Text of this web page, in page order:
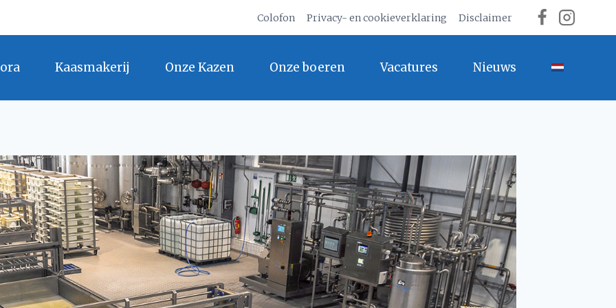
Colofon Privacy- en cookieverklaring Disclaimer
Kaasmakerij Onze Kazen Onze boeren Vacatures Nieuws